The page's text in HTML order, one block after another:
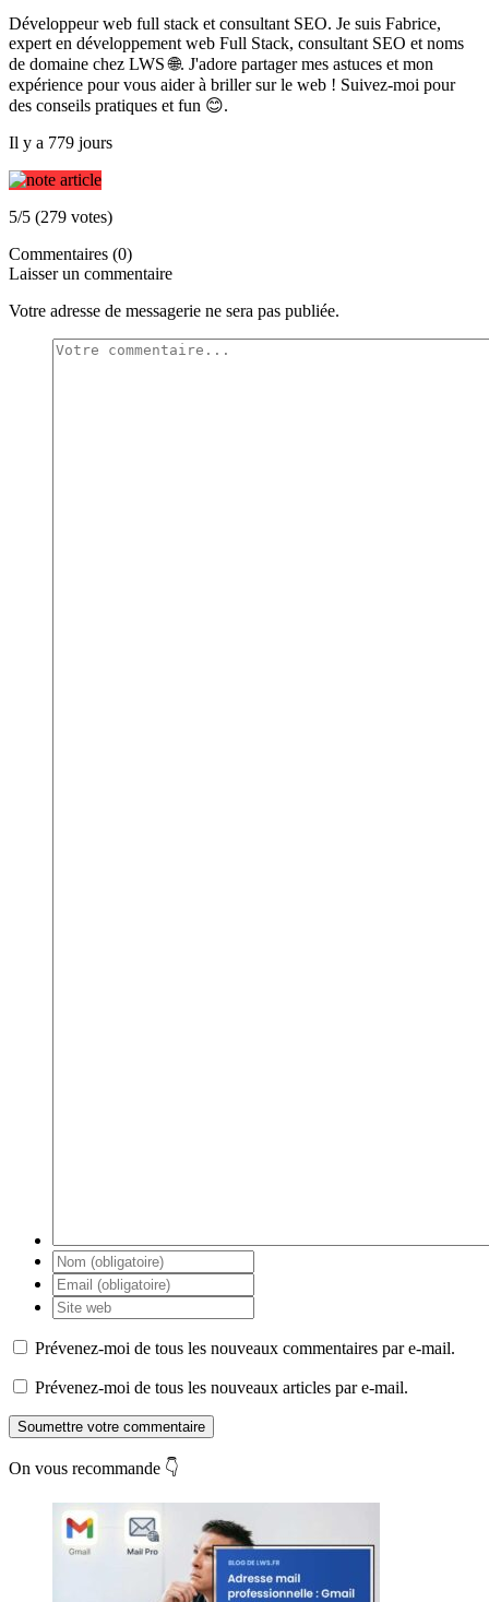
Développeur web full stack et consultant SEO. Je suis Fabrice,
expert en développement web Full Stack, consultant SEO et noms
de domaine chez LWS 🌐. J'adore partager mes astuces et mon
expérience pour vous aider à briller sur le web ! Suivez-moi pour
des conseils pratiques et fun 😊.
Il y a 779 jours
5/5 (279 votes)
Commentaires (0)
Laisser un commentaire
Votre adresse de messagerie ne sera pas publiée.
Prévenez-moi de tous les nouveaux commentaires par e-mail.
Prévenez-moi de tous les nouveaux articles par e-mail.
Soumettre votre commentaire
On vous recommande 👇